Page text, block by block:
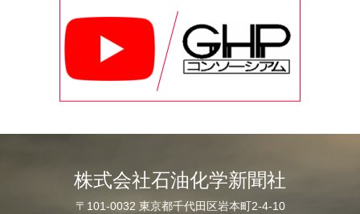
株式会社石油化学新聞社
〒101-0032 東京都千代田区岩本町2-4-10